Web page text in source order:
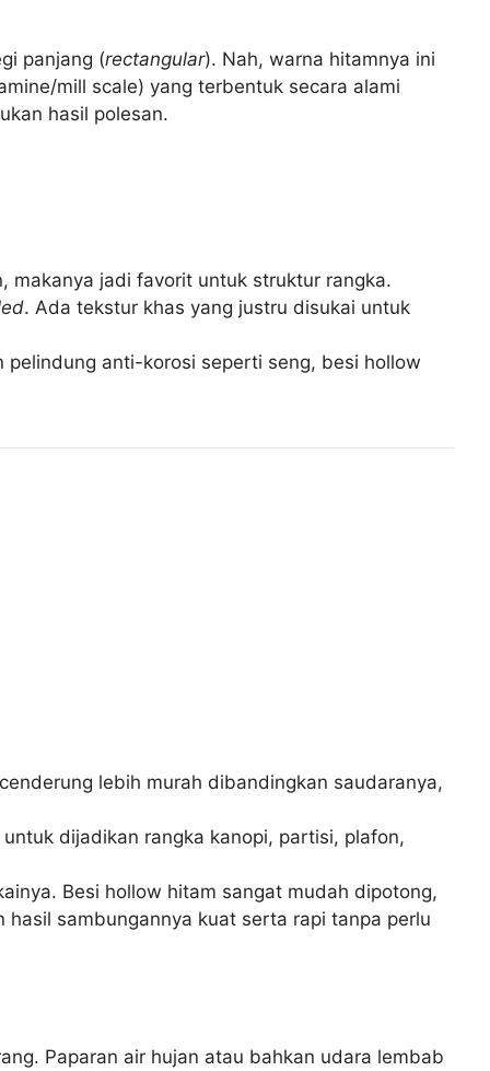
panjang (rectangular). Nah, warna hitamnya ini
mill scale) yang terbentuk secara alami
hasil polesan.
makanya jadi favorit untuk struktur rangka.
. Ada tekstur khas yang justru disukai untuk
anti-korosi seperti seng, besi hollow
lebih murah dibandingkan saudaranya,
dijadikan rangka kanopi, partisi, plafon,
Besi hollow hitam sangat mudah dipotong,
sambungannya kuat serta rapi tanpa perlu
Paparan air hujan atau bahkan udara lembab